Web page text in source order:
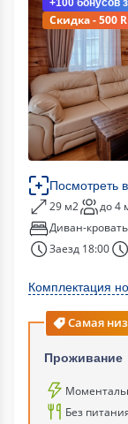
+100 бонусов
Скидка - 500
Посмотреть
29 м2 до 4
Диван-кровать
Заезд 18:00
Комплектация
Самая
Проживание
Без